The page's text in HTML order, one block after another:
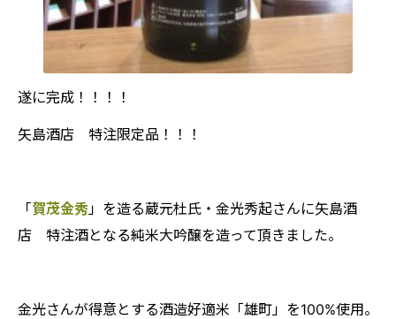
遂に完成！！！！
矢島酒店 特注限定品！！！
「賀茂金秀 」を造る蔵元杜氏・金光秀起さんに矢島酒
店 特注酒となる純米大吟醸を造って頂きました。
金光さんが得意とする酒造好適米「雄町」を100%使用。